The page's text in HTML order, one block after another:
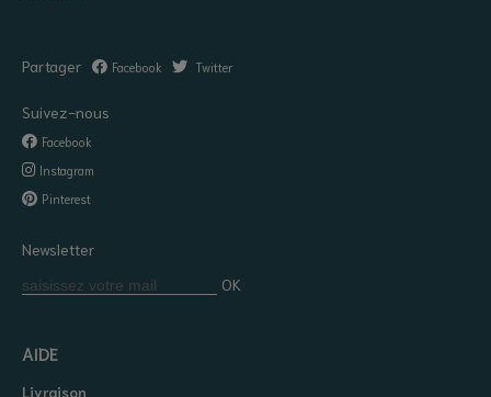
Partager Facebook Twitter
Suivez-nous
Facebook
Instagram
Pinterest
Newsletter
OK
AIDE
Livraison